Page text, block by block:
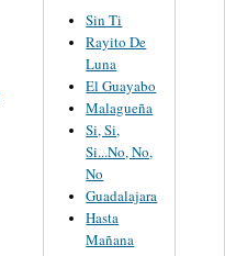
Sin Ti
Rayito De
Luna
El Guayabo
Malagueña
Si, Si,
Si...No, No,
No
Guadalajara
Hasta
Mañana